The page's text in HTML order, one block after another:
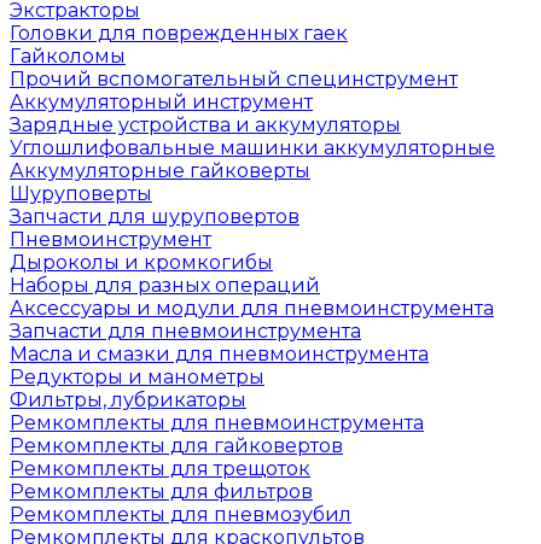
Экстракторы
Головки для поврежденных гаек
Гайколомы
Прочий вспомогательный специнструмент
Аккумуляторный инструмент
Зарядные устройства и аккумуляторы
Углошлифовальные машинки аккумуляторные
Аккумуляторные гайковерты
Шуруповерты
Запчасти для шуруповертов
Пневмоинструмент
Дыроколы и кромкогибы
Наборы для разных операций
Аксессуары и модули для пневмоинструмента
Запчасти для пневмоинструмента
Масла и смазки для пневмоинструмента
Редукторы и манометры
Фильтры, лубрикаторы
Ремкомплекты для пневмоинструмента
Ремкомплекты для гайковертов
Ремкомплекты для трещоток
Ремкомплекты для фильтров
Ремкомплекты для пневмозубил
Ремкомплекты для краскопультов